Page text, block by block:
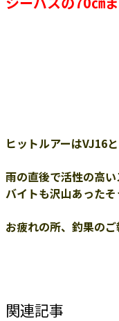
ヒットルアーはVJ16
雨の直後で活性の高い
バイトも沢山あったそ
お疲れの所、釣果の
関連記事